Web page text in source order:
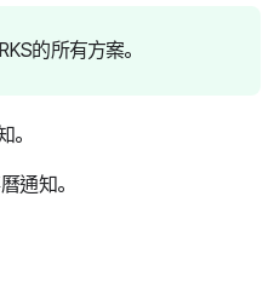
的所有方案。
。
通知。